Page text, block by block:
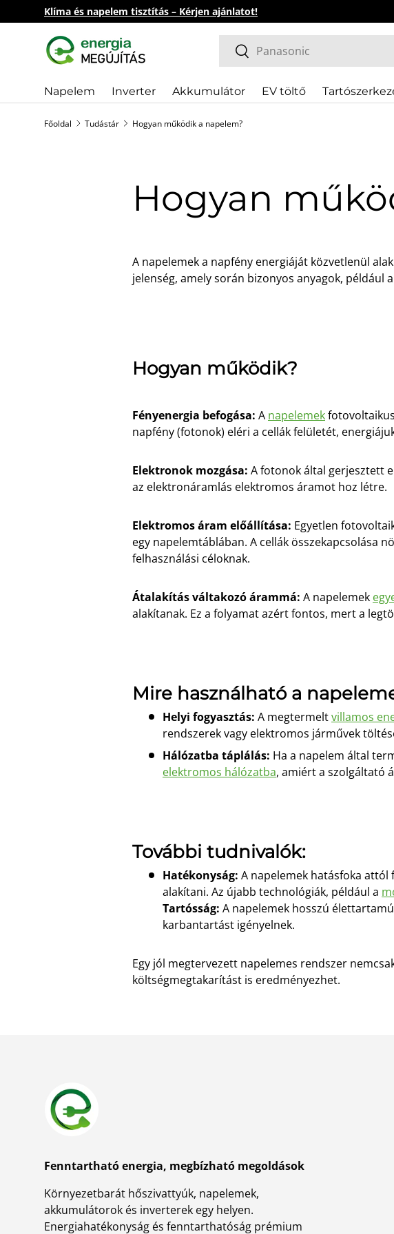
Ugrás a tartalomhoz
Klíma és napelem tisztítás – Kérjen ajánlatot!
Keresés
Keresés
Napelem Inverter Akkumulátor EV töltő
Információk
Főoldal Tudástár Hogyan működik a napelem?
Hogyan
A napelemek a napfény energiáját közvetlenül
jelenség, amely során bizonyos anyagok, például a
Hogyan működik?
Fényenergia befogása: A napelemek
napfény (fotonok) eléri a cellák felületét,
Elektronok mozgása: A fotonok által gerjesztett
az elektronáramlás elektromos áramot hoz létre.
Elektromos áram előállítása: Egyetlen
egy napelemtáblában. A cellák összekapcsolása
felhasználási céloknak.
Átalakítás váltakozó árammá: A napelemek
alakítanak. Ez a folyamat azért fontos, mert a
Mire használható a
Helyi fogyasztás: A megtermeltvillamos
rendszerek vagy elektromos járművek
Hálózatba táplálás: Ha a napelem által
elektromos hálózatba, amiért a szolgáltató
További tudnivalók:
Hatékonyság: A napelemek hatásfoka attól
alakítani. Az újabb technológiák, például a
Tartósság: A napelemek hosszú
karbantartást igényelnek.
Egy jól megtervezett napelemes rendszer
költségmegtakarítást is eredményezhet.
Fenntartható energia, megbízható megoldások
Környezetbarát hőszivattyúk, napelemek,
akkumulátorok és inverterek egy helyen.
Energiahatékonyság és fenntarthatóság prémium